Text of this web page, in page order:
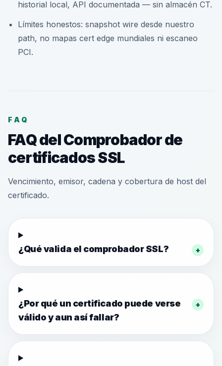
historial local, API documentada — sin almacén CT.
Límites honestos: snapshot wire desde nuestro
path, no mapas cert edge mundiales ni escaneo
PCI.
FAQ
FAQ del Comprobador de
certificados SSL
Vencimiento, emisor, cadena y cobertura de host del
certificado.
¿Qué valida el comprobador SSL? +
¿Por qué un certificado puede verse
válido y aun así fallar?
+